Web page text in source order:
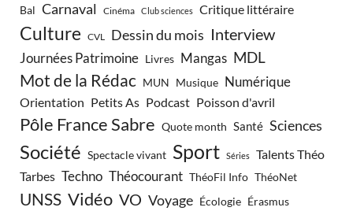
Bal Carnaval Cinéma Club sciences Critique littéraire
Culture CVL Dessin du mois Interview
Journées Patrimoine Livres Mangas MDL
Mot de la Rédac MUN Musique Numérique
Orientation Petits As Podcast Poisson d'avril
Pôle France Sabre Quote month Santé Sciences
Société Spectacle vivant Sport Séries
Talents Théo
Tarbes Techno Théocourant ThéoFil Info ThéoNet
UNSS Vidéo VO Voyage Écologie Érasmus